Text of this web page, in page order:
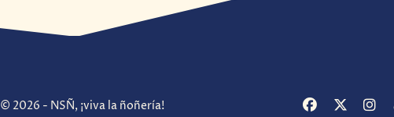
© 2026 - NSÑ, ¡viva la ñoñería!